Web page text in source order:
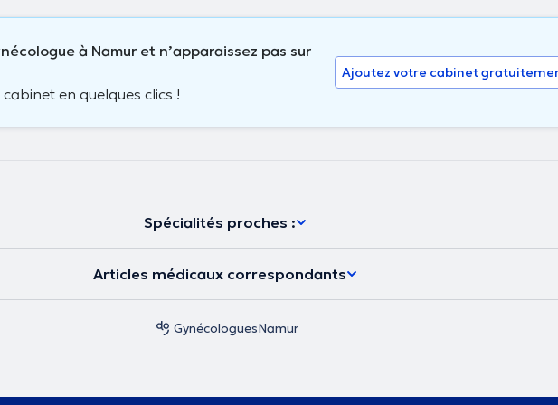
à Namur et n’apparaissez pas sur
en quelques clics !
Ajoutez votre cabinet
Spécialités proches :
Articles médicaux correspondants
GynécologuesNamur